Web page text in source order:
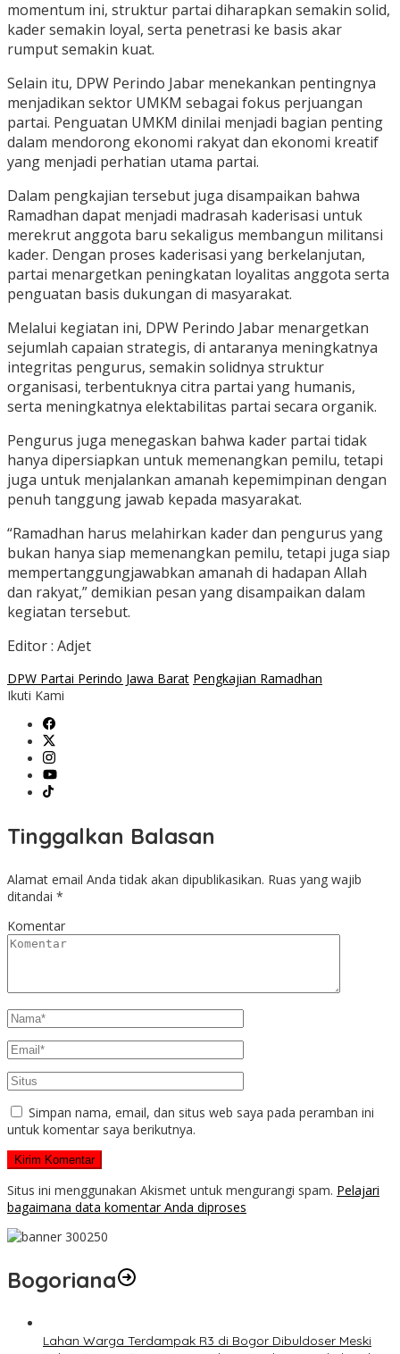
momentum ini, struktur partai diharapkan semakin solid,
kader semakin loyal, serta penetrasi ke basis akar
rumput semakin kuat.
Selain itu, DPW Perindo Jabar menekankan pentingnya
menjadikan sektor UMKM sebagai fokus perjuangan
partai. Penguatan UMKM dinilai menjadi bagian penting
dalam mendorong ekonomi rakyat dan ekonomi kreatif
yang menjadi perhatian utama partai.
Dalam pengkajian tersebut juga disampaikan bahwa
Ramadhan dapat menjadi madrasah kaderisasi untuk
merekrut anggota baru sekaligus membangun militansi
kader. Dengan proses kaderisasi yang berkelanjutan,
partai menargetkan peningkatan loyalitas anggota serta
penguatan basis dukungan di masyarakat.
Melalui kegiatan ini, DPW Perindo Jabar menargetkan
sejumlah capaian strategis, di antaranya meningkatnya
integritas pengurus, semakin solidnya struktur
organisasi, terbentuknya citra partai yang humanis,
serta meningkatnya elektabilitas partai secara organik.
Pengurus juga menegaskan bahwa kader partai tidak
hanya dipersiapkan untuk memenangkan pemilu, tetapi
juga untuk menjalankan amanah kepemimpinan dengan
penuh tanggung jawab kepada masyarakat.
“Ramadhan harus melahirkan kader dan pengurus yang
bukan hanya siap memenangkan pemilu, tetapi juga siap
mempertanggungjawabkan amanah di hadapan Allah
dan rakyat,” demikian pesan yang disampaikan dalam
kegiatan tersebut.
Editor : Adjet
DPW Partai Perindo Jawa Barat Pengkajian Ramadhan
Ikuti Kami
Tinggalkan Balasan
Alamat email Anda tidak akan dipublikasikan. Ruas yang wajib
ditandai *
Komentar
Simpan nama, email, dan situs web saya pada peramban ini
untuk komentar saya berikutnya.
Situs ini menggunakan Akismet untuk mengurangi spam. Pelajari
bagaimana data komentar Anda diproses
Bogoriana
Lahan Warga Terdampak R3 di Bogor Dibuldoser Meski